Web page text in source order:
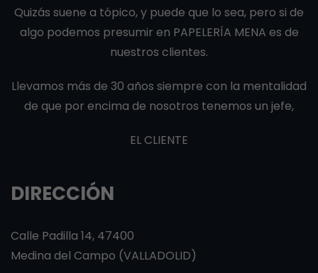
Quizás suene a tópico, y puede que lo sea, pero si de
algo podemos presumir en PAPELERÍA MENA es de
nuestros clientes.
Llevamos más de 30 años siempre con la mentalidad
de que por encima de nosotros tenemos un jefe,
EL CLIENTE
DIRECCIÓN
Calle Padilla 14, 47400
Medina del Campo (VALLADOLID)